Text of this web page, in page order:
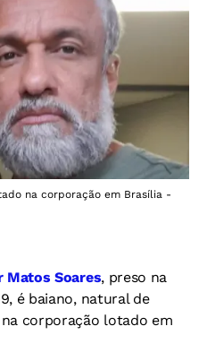
na corporação em Brasília -
Matos Soares, preso na
é baiano, natural de
na corporação lotado em